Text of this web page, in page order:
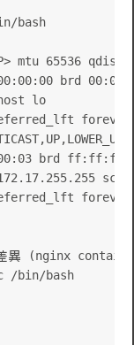
bash
mtu 65536
brd
lo
forever
brd
forever
差異 (nginx
/bin/bash